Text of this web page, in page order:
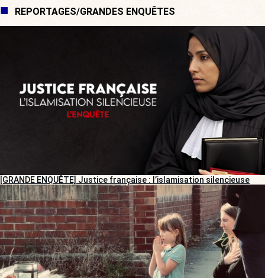
REPORTAGES/GRANDES ENQUÊTES
[GRANDE ENQUÊTE] Justice française : l’islamisation silencieuse